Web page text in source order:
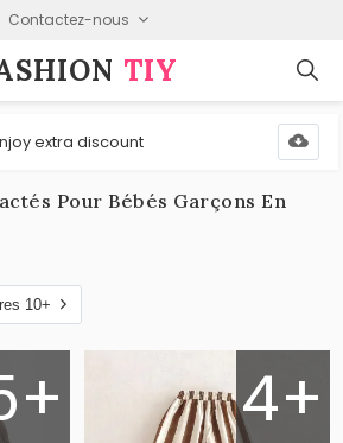
Contactez-nous
TIY
extra discount
Pour Bébés Garçons En
10+
4+